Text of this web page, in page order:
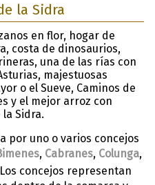
la Sidra
en flor, hogar de
costa de dinosaurios,
una de las rías con
majestuosas
o el Sueve, Caminos de
y el mejor arroz con
Sidra.
por uno o varios concejos
, Cabranes, Colunga,
concejos representan